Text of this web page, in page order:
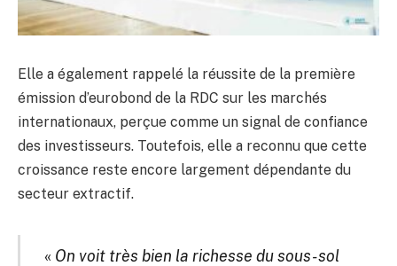
Elle a également rappelé la réussite de la première
émission d’eurobond de la RDC sur les marchés
internationaux, perçue comme un signal de confiance
des investisseurs. Toutefois, elle a reconnu que cette
croissance reste encore largement dépendante du
secteur extractif.
« On voit très bien la richesse du sous-sol